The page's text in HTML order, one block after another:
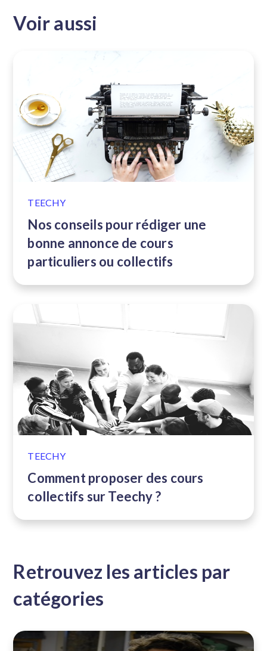
Voir aussi
TEECHY
Nos conseils pour rédiger une
bonne annonce de cours
particuliers ou collectifs
TEECHY
Comment proposer des cours
collectifs sur Teechy ?
Retrouvez les articles par
catégories